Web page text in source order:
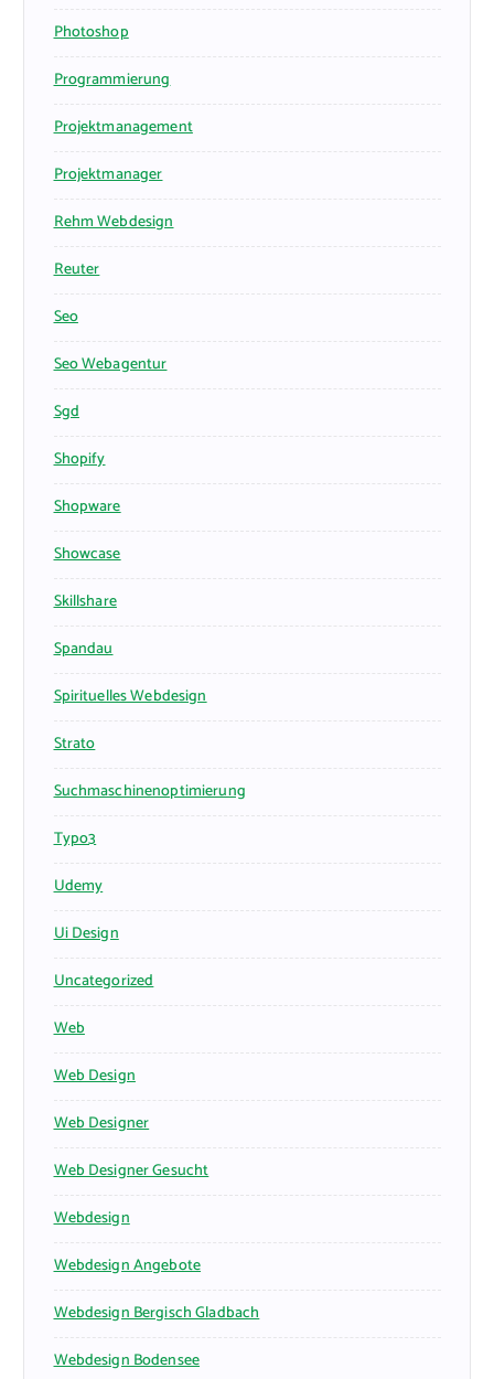
Photoshop
Programmierung
Projektmanagement
Projektmanager
Rehm Webdesign
Reuter
Seo
Seo Webagentur
Sgd
Shopify
Shopware
Showcase
Skillshare
Spandau
Spirituelles Webdesign
Strato
Suchmaschinenoptimierung
Typo3
Udemy
Ui Design
Uncategorized
Web
Web Design
Web Designer
Web Designer Gesucht
Webdesign
Webdesign Angebote
Webdesign Bergisch Gladbach
Webdesign Bodensee